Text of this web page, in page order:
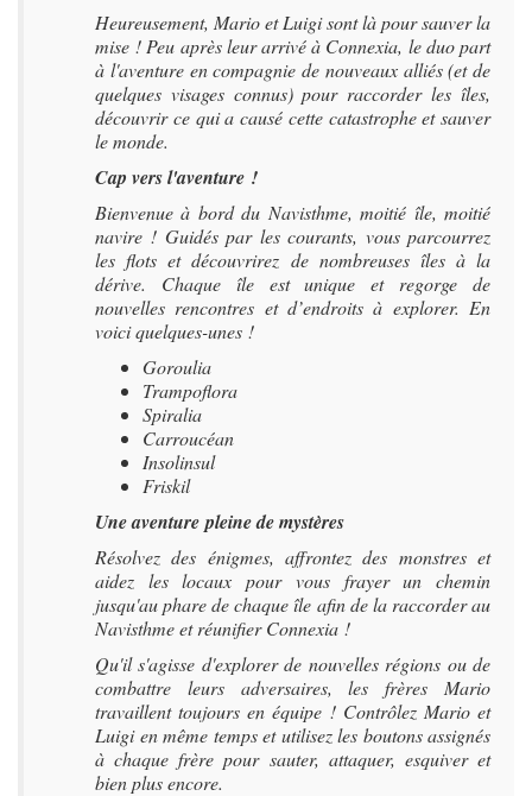
Heureusement, Mario et Luigi sont là pour sauver la
mise ! Peu après leur arrivé à Connexia, le duo part
à l'aventure en compagnie de nouveaux alliés (et de
quelques visages connus) pour raccorder les îles,
découvrir ce qui a causé cette catastrophe et sauver
le monde.
Cap vers l'aventure !
Bienvenue à bord du Navisthme, moitié île, moitié
navire ! Guidés par les courants, vous parcourrez
les flots et découvrirez de nombreuses îles à la
dérive. Chaque île est unique et regorge de
nouvelles rencontres et d’endroits à explorer. En
voici quelques-unes !
Goroulia
Trampoflora
Spiralia
Carroucéan
Insolinsul
Friskil
Une aventure pleine de mystères
Résolvez des énigmes, affrontez des monstres et
aidez les locaux pour vous frayer un chemin
jusqu'au phare de chaque île afin de la raccorder au
Navisthme et réunifier Connexia !
Qu'il s'agisse d'explorer de nouvelles régions ou de
combattre leurs adversaires, les frères Mario
travaillent toujours en équipe ! Contrôlez Mario et
Luigi en même temps et utilisez les boutons assignés
à chaque frère pour sauter, attaquer, esquiver et
bien plus encore.